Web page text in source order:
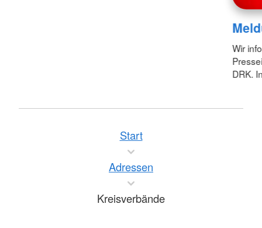
Wir
DRK.
Start
Adressen
Kreisverbände